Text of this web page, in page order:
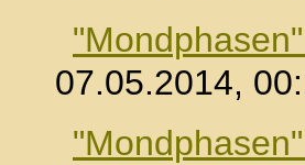
07.05.2014,